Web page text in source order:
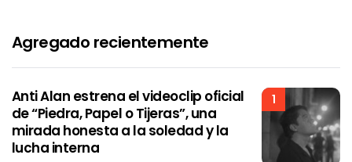
Agregado recientemente
1
Anti Alan estrena el videoclip oficial
de “Piedra, Papel o Tijeras”, una
mirada honesta a la soledad y la
lucha interna